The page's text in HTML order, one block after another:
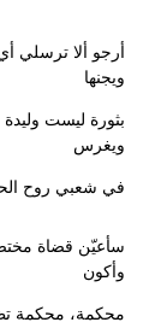
أرجو ألا ترسلي
ويجنها
بثورة ليست
ويغرس
في شعبي روح
سأعيّن قضاة
وأكون
محكمة، محكمة